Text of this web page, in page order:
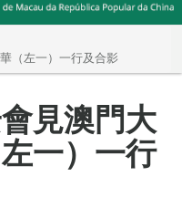
（左一）一行及合影
見澳門大
一）一行